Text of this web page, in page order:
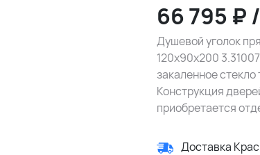
66 795 ₽ /
Душевой уголок
120х90х200
закаленное
Конструкция
приобретается
Доставка